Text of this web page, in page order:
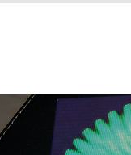
VENTE AUX ENCHÈRES